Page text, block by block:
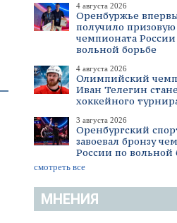
4 августа 2026
Оренбуржье
получило
чемпионата
вольной борьбе
4 августа 2026
Олимпийский
Иван Телегин
хоккейного
3 августа 2026
Оренбургский
завоевал бронзу
России по вольной
смотреть все
МНЕНИЯ